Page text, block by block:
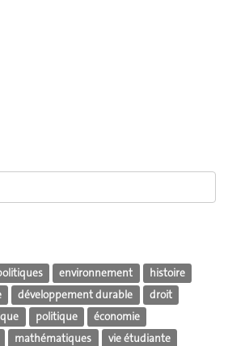
environnement
histoire
développement durable
droit
politique
économie
mathématiques
vie étudiante